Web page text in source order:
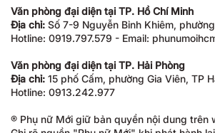
Văn phòng đại diện tại TP. Hồ Chí Minh
Địa chỉ: Số 7-9 Nguyễn Bỉnh Khiêm,
Hotline: 0919.797.579 - Email:
Văn phòng đại diện tại TP. Hải Phòng
Địa chỉ: 15 phố Cấm, phường Gia Viên, TP
Hotline: 0913.242.977
® Phụ nữ Mới giữ bản quyền nội dung trên